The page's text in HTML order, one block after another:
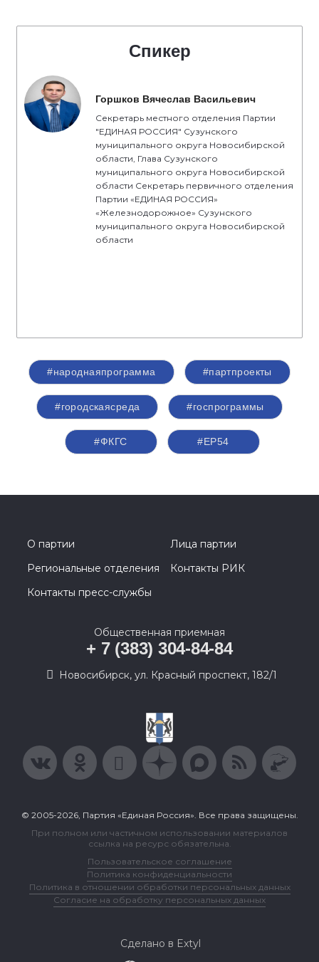
Спикер
Горшков Вячеслав Васильевич
Секретарь местного отделения Партии
"ЕДИНАЯ РОССИЯ" Сузунского
муниципального округа Новосибирской
области, Глава Сузунского
муниципального округа Новосибирской
области Секретарь первичного отделения
Партии «ЕДИНАЯ РОССИЯ»
«Железнодорожное» Сузунского
муниципального округа Новосибирской
области
#народнаяпрограмма #партпроекты
#городскаясреда #госпрограммы
#ФКГС #ЕР54
О партии
Лица партии
Региональные отделения
Контакты РИК
Контакты пресс-службы
Общественная приемная
+ 7 (383) 304-84-84
Новосибирск, ул. Красный проспект, 182/1
© 2005-2026, Партия «Единая Россия». Все права защищены.
При полном или частичном использовании материалов
ссылка на ресурс обязательна.
Пользовательское соглашение
Политика конфиденциальности
Политика в отношении обработки персональных данных
Согласие на обработку персональных данных
Сделано в Extyl